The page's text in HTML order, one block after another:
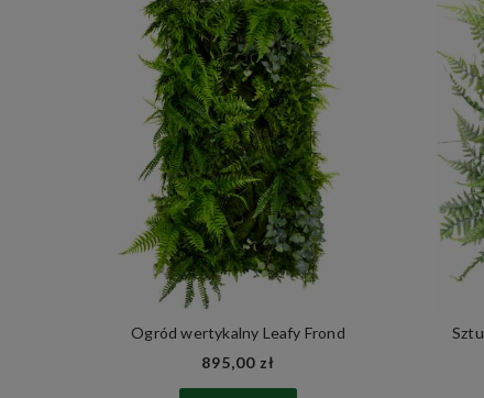
Ogród wertykalny Leafy Frond
895,00 zł